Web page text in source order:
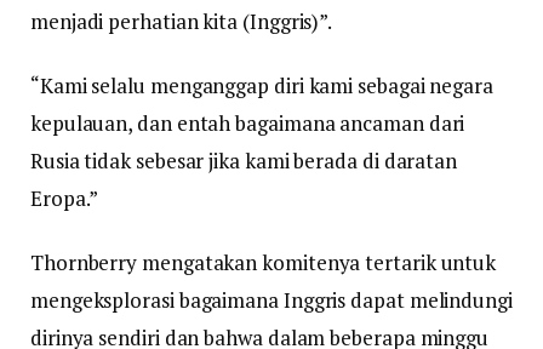
menjadi perhatian kita (Inggris)”.
“Kami selalu menganggap diri kami sebagai negara
kepulauan, dan entah bagaimana ancaman dari
Rusia tidak sebesar jika kami berada di daratan
Eropa.”
Thornberry mengatakan komitenya tertarik untuk
mengeksplorasi bagaimana Inggris dapat melindungi
dirinya sendiri dan bahwa dalam beberapa minggu